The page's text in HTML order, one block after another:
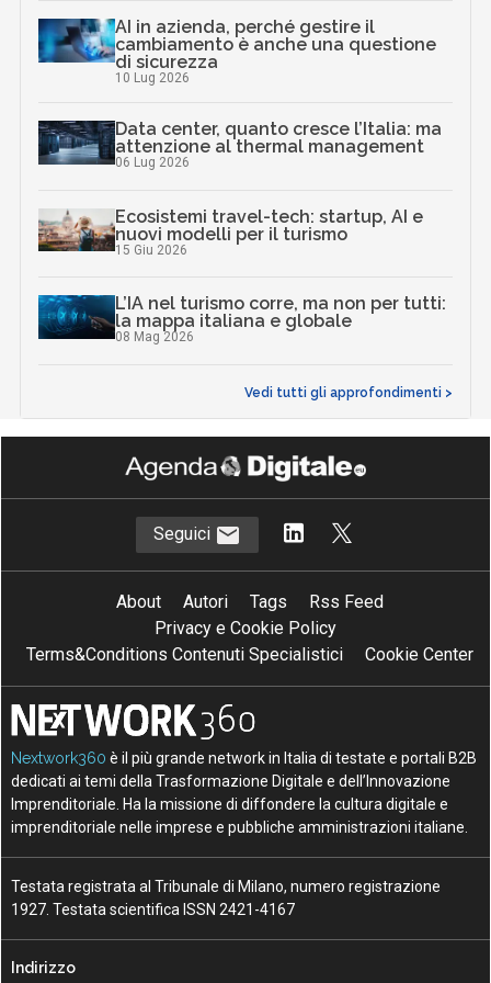
AI in azienda, perché gestire il
cambiamento è anche una questione
di sicurezza
10 Lug 2026
Data center, quanto cresce l’Italia: ma
attenzione al thermal management
06 Lug 2026
Ecosistemi travel-tech: startup, AI e
nuovi modelli per il turismo
15 Giu 2026
L’IA nel turismo corre, ma non per tutti:
la mappa italiana e globale
08 Mag 2026
Vedi tutti gli approfondimenti >
Seguici
About Autori Tags
Rss Feed
Privacy e Cookie Policy
Terms&Conditions Contenuti Specialistici
Cookie Center
Nextwork360 è il più grande network in Italia di testate e portali B2B
dedicati ai temi della Trasformazione Digitale e dell’Innovazione
Imprenditoriale. Ha la missione di diffondere la cultura digitale e
imprenditoriale nelle imprese e pubbliche amministrazioni italiane.
Testata registrata al Tribunale di Milano, numero registrazione
1927. Testata scientifica ISSN 2421-4167
Indirizzo